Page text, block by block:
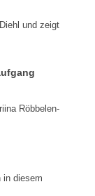
und zeigt
Röbbelen-
in diesem